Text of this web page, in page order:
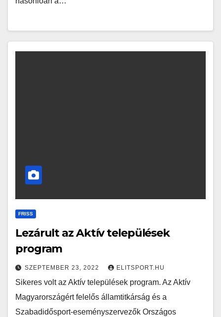
FRISS
Lezárult az Aktív települések
program
SZEPTEMBER 23, 2022 ELITSPORT.HU
Sikeres volt az Aktív települések program. Az Aktív
Magyarországért felelős államtitkárság és a
Szabadidősport-eseményszervezők Országos